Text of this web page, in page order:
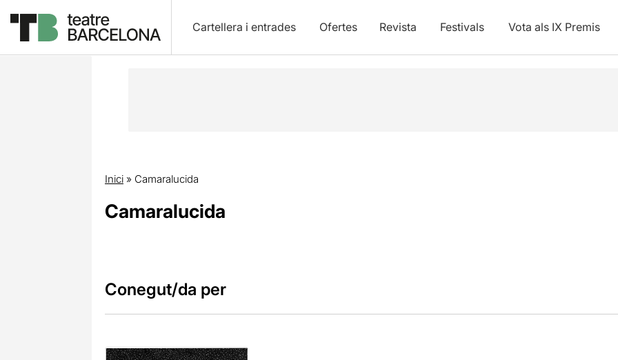
Cartellera i entrades Ofertes Revista Festivals Vota als IX Premis
Inici» Camaralucida
Camaralucida
Conegut/da per